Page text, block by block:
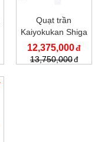
Quạt trần
Kaiyokukan Shiga
011 BK
12,375,000
13,750,000